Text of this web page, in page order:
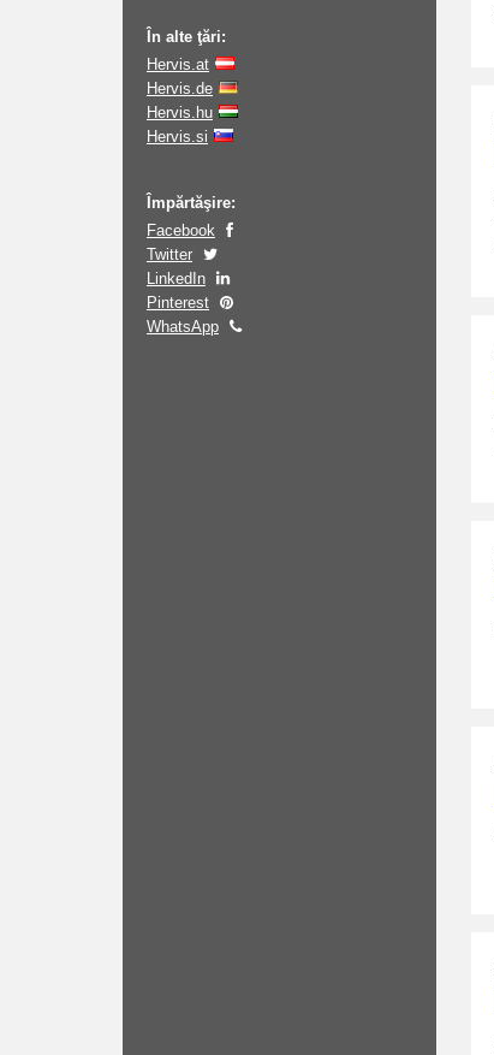
În alte ţări:
Hervis.at
Hervis.de
Hervis.hu
Hervis.si
Împărtăşire:
Facebook
Twitter
LinkedIn
Pinterest
WhatsApp